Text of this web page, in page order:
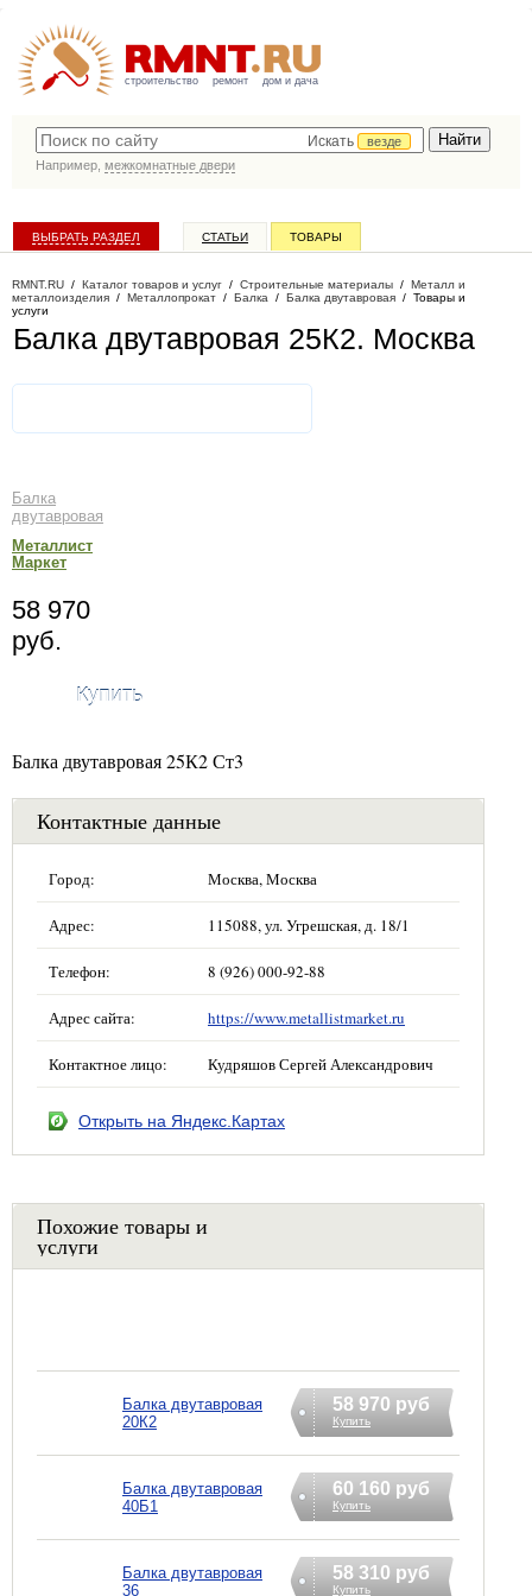
строительство ремонт дом и дача
Искать
везде
Например, межкомнатные двери
ВЫБРАТЬ РАЗДЕЛ СТАТЬИ ТОВАРЫ
RMNT.RU / Каталог товаров и услуг / Строительные материалы / Металл и
металлоизделия / Металлопрокат / Балка / Балка двутавровая / Товары и
услуги
Балка двутавровая 25К2. Москва
Балка
двутавровая
Металлист
Маркет
58 970
руб.
Купить
Балка двутавровая 25К2 Ст3
Контактные данные
Город: Москва, Москва
Адрес: 115088, ул. Угрешская, д. 18/1
Телефон: 8 (926) 000-92-88
Адрес сайта: https://www.metallistmarket.ru
Контактное лицо: Кудряшов Сергей Александрович
Открыть на Яндекс.Картах
Похожие товары и
услуги
Балка двутавровая
20К2
58 970 руб
Купить
Балка двутавровая
40Б1
60 160 руб
Купить
Балка двутавровая
36
58 310 руб
Купить